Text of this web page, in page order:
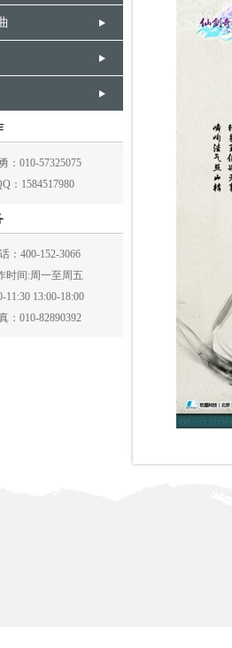
：010-57325075
：1584517980
：400-152-3066
时间:周一至周五
11:30 13:00-18:00
：010-82890392